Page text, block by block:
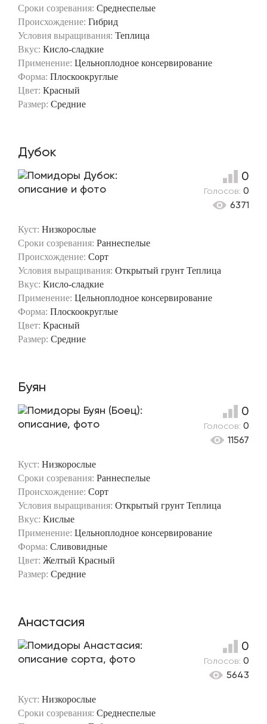
Сроки созревания: Среднеспелые
Происхождение: Гибрид
Условия выращивания: Теплица
Вкус: Кисло-сладкие
Применение: Цельноплодное консервирование
Форма: Плоскоокруглые
Цвет: Красный
Размер: Средние
Дубок
Куст: Низкорослые
Сроки созревания: Раннеспелые
Происхождение: Сорт
Условия выращивания: Открытый грунт Теплица
Вкус: Кисло-сладкие
Применение: Цельноплодное консервирование
Форма: Плоскоокруглые
Цвет: Красный
Размер: Средние
0
Голосов: 0
6371
Буян
Куст: Низкорослые
Сроки созревания: Раннеспелые
Происхождение: Сорт
Условия выращивания: Открытый грунт Теплица
Вкус: Кислые
Применение: Цельноплодное консервирование
Форма: Сливовидные
Цвет: Желтый Красный
Размер: Средние
0
Голосов: 0
11567
Анастасия
Куст: Низкорослые
Сроки созревания: Среднеспелые
0
Голосов: 0
5643